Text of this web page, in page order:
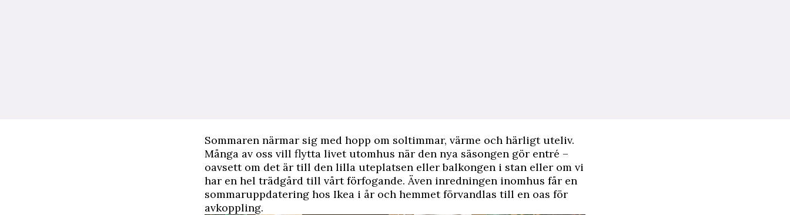
Sommaren närmar sig med hopp om soltimmar, värme och härligt uteliv.
Många av oss vill flytta livet utomhus när den nya säsongen gör entré –
oavsett om det är till den lilla uteplatsen eller balkongen i stan eller om vi
har en hel trädgård till vårt förfogande. Även inredningen inomhus får en
sommaruppdatering hos Ikea i år och hemmet förvandlas till en oas för
avkoppling.